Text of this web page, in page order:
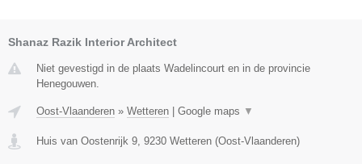
Shanaz Razik Interior Architect
Niet gevestigd in de plaats Wadelincourt en in de provincie
Henegouwen.
Oost-Vlaanderen » Wetteren Google maps ▼
Huis van Oostenrijk 9, 9230 Wetteren (Oost-Vlaanderen)